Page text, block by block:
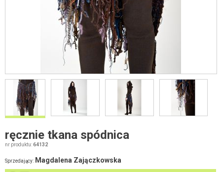
ręcznie tkana spódnica
nr produktu:64132
Sprzedający: Magdalena Zajączkowska